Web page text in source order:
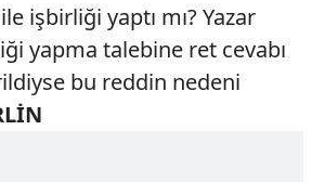
ve sizlere yönelik
yapılması, amaçlarıyla
dahilinde kullanılacaktır.
aşağıda yer alan panel
işbirliği yaptı mı? Yazar
yapma talebine ret cevabı
bu reddin nedeni